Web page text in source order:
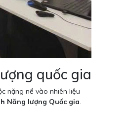
quốc gia
nặng nề vào nhiên liệu
Năng lượng Quốc gia.